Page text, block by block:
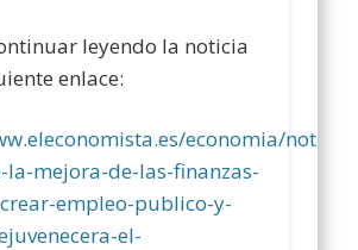
leyendo la noticia
enlace:
economia/
la-mejora-de-las-finanzas-
empleo-publico-y-
el-